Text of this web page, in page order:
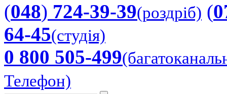
(048) 724-39-39(роздріб) (
64-45(студія)
0 800 505-499
Телефон)